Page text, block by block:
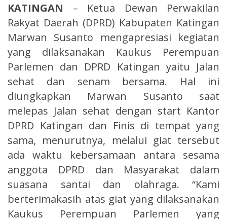
KATINGAN – Ketua Dewan Perwakilan
Rakyat Daerah (DPRD) Kabupaten Katingan
Marwan Susanto mengapresiasi kegiatan
yang dilaksanakan Kaukus Perempuan
Parlemen dan DPRD Katingan yaitu Jalan
sehat dan senam bersama. Hal ini
diungkapkan Marwan Susanto saat
melepas Jalan sehat dengan start Kantor
DPRD Katingan dan Finis di tempat yang
sama, menurutnya, melalui giat tersebut
ada waktu kebersamaan antara sesama
anggota DPRD dan Masyarakat dalam
suasana santai dan olahraga. “Kami
berterimakasih atas giat yang dilaksanakan
Kaukus Perempuan Parlemen yang